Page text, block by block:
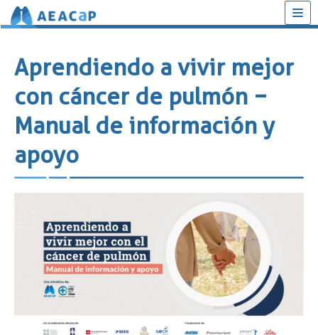
al
contenido
Aprendiendo a vivir mejor
con cáncer de pulmón −
Manual de información y
apoyo